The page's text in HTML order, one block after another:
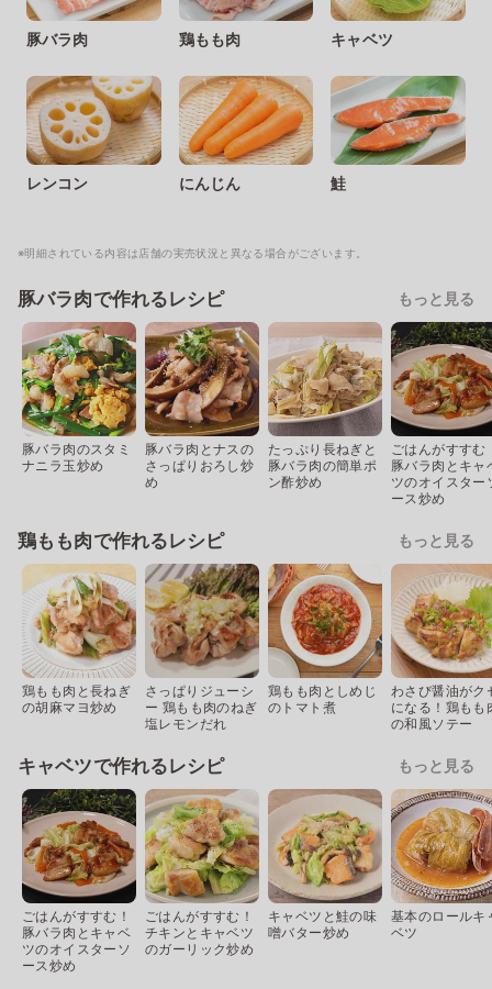
豚バラ肉 鶏もも肉 キャベツ
レンコン にんじん 鮭
※明細されている内容は店舗の実売状況と異なる場合がございます。
豚バラ肉で作れるレシピ もっと見る
豚バラ肉のスタミ
ナニラ玉炒め
豚バラ肉とナスの
さっぱりおろし炒
め
たっぷり長ねぎと
豚バラ肉の簡単ポ
ン酢炒め
ごはんがすすむ
豚バラ肉とキャ
ツのオイスター
ース炒め
鶏もも肉で作れるレシピ もっと見る
鶏もも肉と長ねぎ
の胡麻マヨ炒め
さっぱりジューシ
ー 鶏もも肉のねぎ
塩レモンだれ
鶏もも肉としめじ
のトマト煮
わさび醤油がク
になる！鶏もも
の和風ソテー
キャベツで作れるレシピ もっと見る
ごはんがすすむ！
豚バラ肉とキャベ
ツのオイスターソ
ース炒め
ごはんがすすむ！
チキンとキャベツ
のガーリック炒め
キャベツと鮭の味
噌バター炒め
基本のロールキ
ベツ